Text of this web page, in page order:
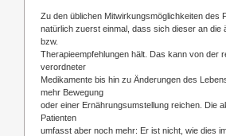
Zu den üblichen Mitwirkungsmöglichkeiten des
natürlich zuerst einmal, dass sich dieser an die
bzw.
Therapieempfehlungen hält. Das kann von der
verordneter
Medikamente bis hin zu Änderungen des
mehr Bewegung
oder einer Ernährungsumstellung reichen. Die
Patienten
umfasst aber noch mehr: Er ist nicht, wie dies